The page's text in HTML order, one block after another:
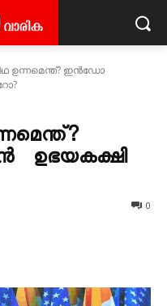
ഉന്നമെന്ത്? ഇൻഡോ
ഉഭയകക്ഷി
0